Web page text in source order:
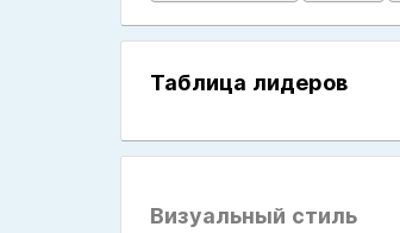
Таблица лидеров
Визуальный стиль